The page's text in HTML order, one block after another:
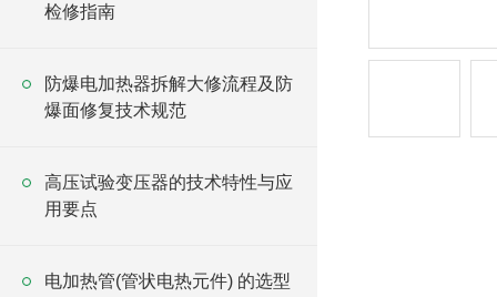
检修指南
防爆电加热器拆解大修流程及防
爆面修复技术规范
高压试验变压器的技术特性与应
用要点
电加热管(管状电热元件) 的选型